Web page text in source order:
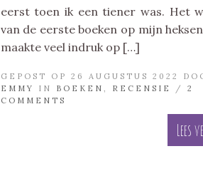
eerst toen ik een tiener was. Het
van de eerste boeken op mijn
maakte veel indruk op […]
GEPOST OP 26 AUGUSTUS 2022
EMMY
IN BOEKEN , RECENSIE / 2
COMMENTS
Lees